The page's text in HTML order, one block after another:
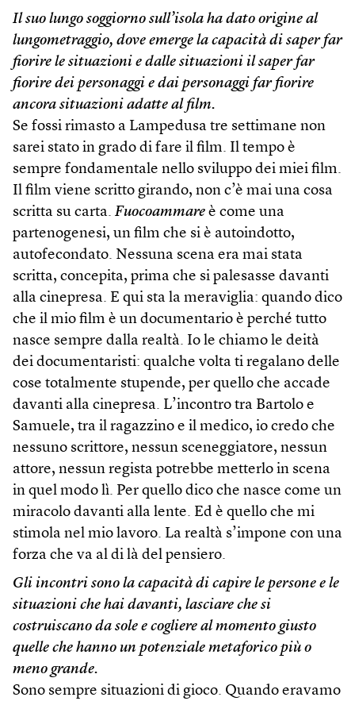
Il suo lungo soggiorno sull’isola ha dato origine al
lungometraggio, dove emerge la capacità di saper far
fiorire le situazioni e dalle situazioni il saper far
fiorire dei personaggi e dai personaggi far fiorire
ancora situazioni adatte al film.
Se fossi rimasto a Lampedusa tre settimane non
sarei stato in grado di fare il film. Il tempo è
sempre fondamentale nello sviluppo dei miei film.
Il film viene scritto girando, non c’è mai una cosa
scritta su carta. Fuocoammare è come una
partenogenesi, un film che si è autoindotto,
autofecondato. Nessuna scena era mai stata
scritta, concepita, prima che si palesasse davanti
alla cinepresa. E qui sta la meraviglia: quando dico
che il mio film è un documentario è perché tutto
nasce sempre dalla realtà. Io le chiamo le deità
dei documentaristi: qualche volta ti regalano delle
cose totalmente stupende, per quello che accade
davanti alla cinepresa. L’incontro tra Bartolo e
Samuele, tra il ragazzino e il medico, io credo che
nessuno scrittore, nessun sceneggiatore, nessun
attore, nessun regista potrebbe metterlo in scena
in quel modo lì. Per quello dico che nasce come un
miracolo davanti alla lente. Ed è quello che mi
stimola nel mio lavoro. La realtà s’impone con una
forza che va al di là del pensiero.
Gli incontri sono la capacità di capire le persone e le
situazioni che hai davanti, lasciare che si
costruiscano da sole e cogliere al momento giusto
quelle che hanno un potenziale metaforico più o
meno grande.
Sono sempre situazioni di gioco. Quando eravamo